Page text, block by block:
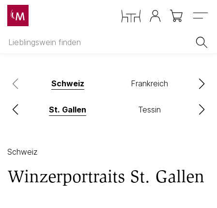
Menu
Schweiz Frankreich
St. Gallen Tessin
Schweiz
Winzerportraits St. Gallen